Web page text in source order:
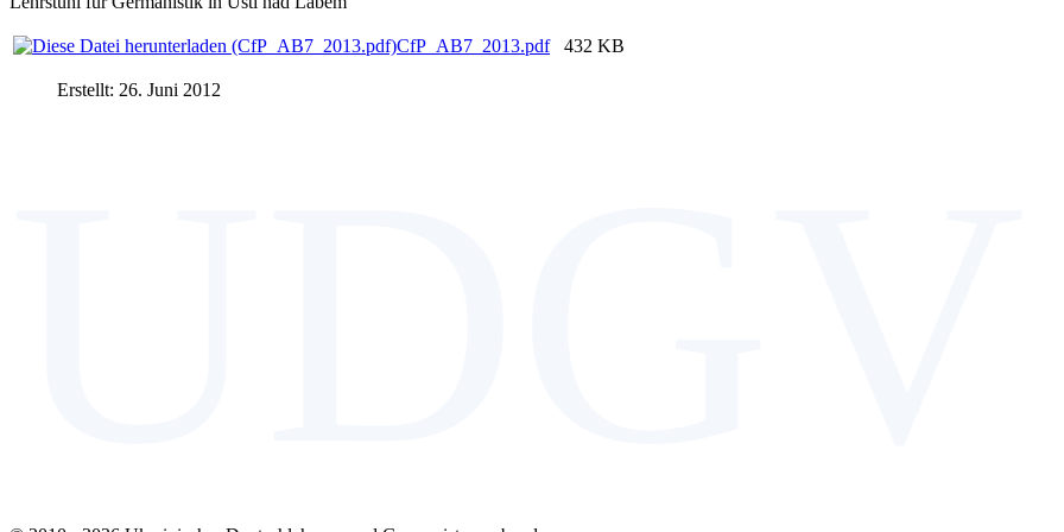
CfP_AB7_2013.pdf 432 KB
Erstellt: 26. Juni 2012